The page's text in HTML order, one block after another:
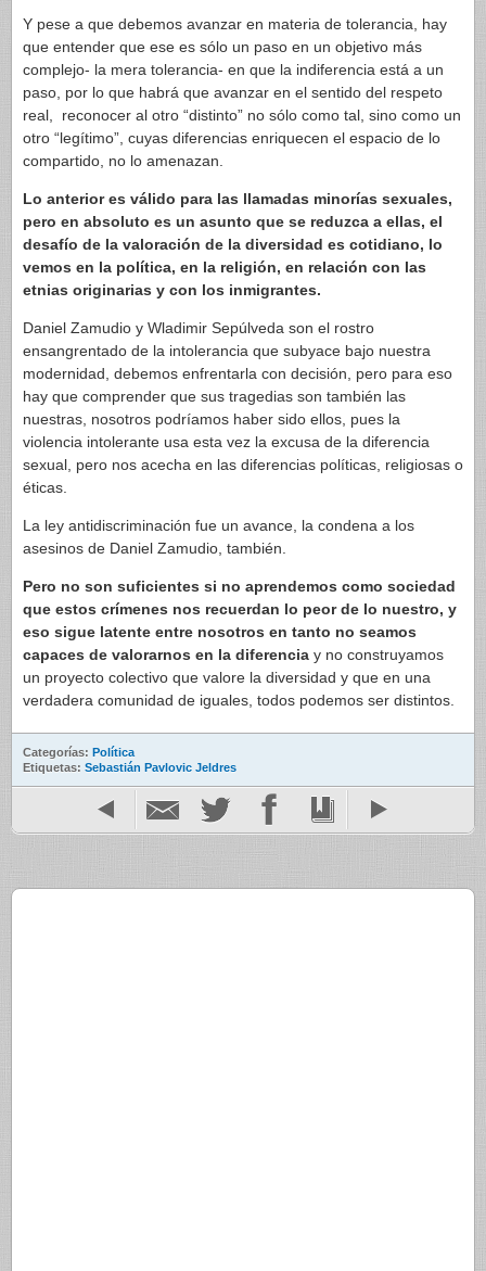
Y pese a que debemos avanzar en materia de tolerancia, hay
que entender que ese es sólo un paso en un objetivo más
complejo- la mera tolerancia- en que la indiferencia está a un
paso, por lo que habrá que avanzar en el sentido del respeto
real, reconocer al otro “distinto” no sólo como tal, sino como un
otro “legítimo”, cuyas diferencias enriquecen el espacio de lo
compartido, no lo amenazan.
Lo anterior es válido para las llamadas minorías sexuales,
pero en absoluto es un asunto que se reduzca a ellas, el
desafío de la valoración de la diversidad es cotidiano, lo
vemos en la política, en la religión, en relación con las
etnias originarias y con los inmigrantes.
Daniel Zamudio y Wladimir Sepúlveda son el rostro
ensangrentado de la intolerancia que subyace bajo nuestra
modernidad, debemos enfrentarla con decisión, pero para eso
hay que comprender que sus tragedias son también las
nuestras, nosotros podríamos haber sido ellos, pues la
violencia intolerante usa esta vez la excusa de la diferencia
sexual, pero nos acecha en las diferencias políticas, religiosas o
éticas.
La ley antidiscriminación fue un avance, la condena a los
asesinos de Daniel Zamudio, también.
Pero no son suficientes si no aprendemos como sociedad
que estos crímenes nos recuerdan lo peor de lo nuestro, y
eso sigue latente entre nosotros en tanto no seamos
capaces de valorarnos en la diferencia y no construyamos
un proyecto colectivo que valore la diversidad y que en una
verdadera comunidad de iguales, todos podemos ser distintos.
Categorías: Política
Etiquetas: Sebastián Pavlovic Jeldres